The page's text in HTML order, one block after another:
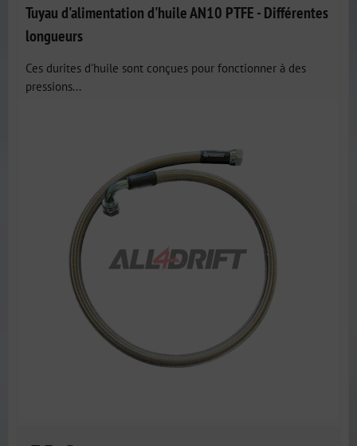
Tuyau d'alimentation d'huile AN10 PTFE - Différentes
longueurs
Ces durites d'huile sont conçues pour fonctionner à des
pressions...